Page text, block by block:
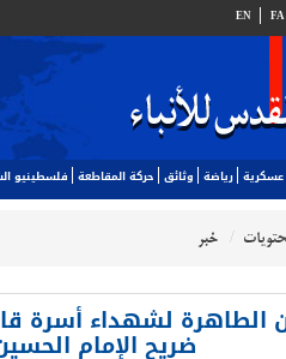
FA
EN
رياضة وثائق حركة المقاطعة فلسطينيو
خبر
الطاهرة لشهداء أسرة
ضريح الإمام